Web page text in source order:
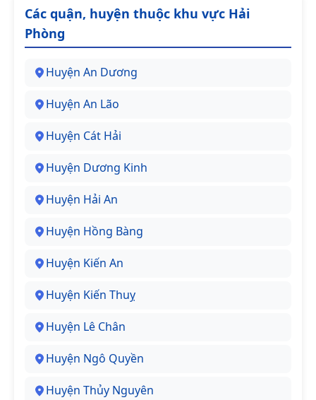
Các quận, huyện thuộc khu vực Hải
Phòng
Huyện An Dương
Huyện An Lão
Huyện Cát Hải
Huyện Dương Kinh
Huyện Hải An
Huyện Hồng Bàng
Huyện Kiến An
Huyện Kiến Thuỵ
Huyện Lê Chân
Huyện Ngô Quyền
Huyện Thủy Nguyên